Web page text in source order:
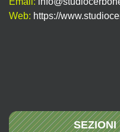
Web: https://
SEZIONI